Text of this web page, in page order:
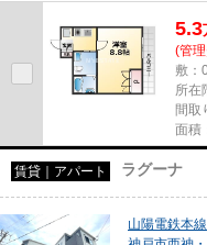
5.3
(管
敷：
所在
間取
面積
賃貸｜アパート ラグーナ
山陽電鉄本線